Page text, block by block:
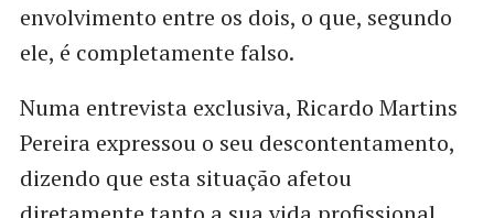
envolvimento entre os dois, o que, segundo
ele, é completamente falso.
Numa entrevista exclusiva, Ricardo Martins
Pereira expressou o seu descontentamento,
dizendo que esta situação afetou